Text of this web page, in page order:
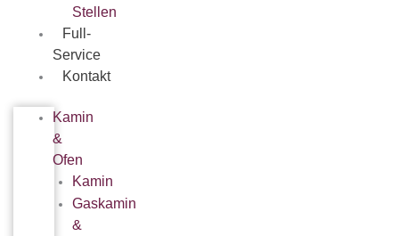
Stellen
Full-
Service
Kontakt
Kamin
&
Ofen
Kamin
Gaskamin
&